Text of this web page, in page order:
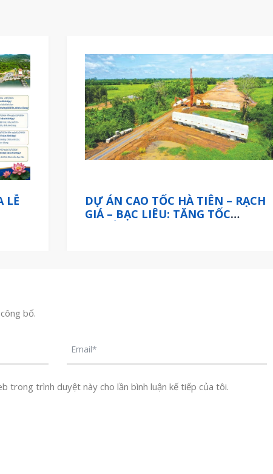
LỄ
DỰ ÁN CAO TỐC HÀ TIÊN – RẠCH
GIÁ – BẠC LIÊU: TĂNG TỐC
bố.
trong trình duyệt này cho lần bình luận kế tiếp của tôi.